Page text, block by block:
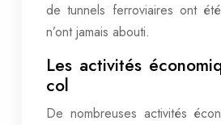
de tunnels ferroviaires ont
n’ont jamais abouti.
Les activités
col
De nombreuses activités